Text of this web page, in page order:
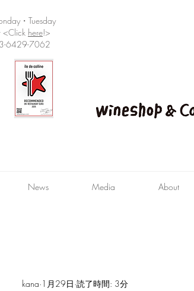
・Tuesday
<Click here!>
6429-7062
News Media About
kana 1月29日 読了時間: 3分